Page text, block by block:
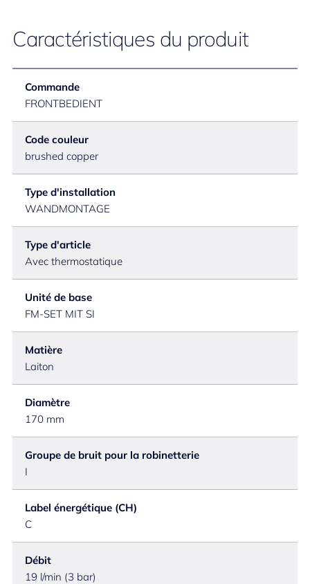
Caractéristiques du produit
Commande
FRONTBEDIENT
Code couleur
brushed copper
Type d'installation
WANDMONTAGE
Type d'article
Avec thermostatique
Unité de base
FM-SET MIT SI
Matière
Laiton
Diamètre
170 mm
Groupe de bruit pour la robinetterie
I
Label énergétique (CH)
C
Débit
19 l/min (3 bar)